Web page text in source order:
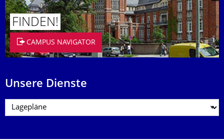
FINDEN!
CAMPUS NAVIGATOR
Unsere Dienste